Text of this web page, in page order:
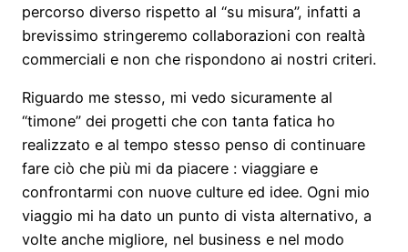
percorso diverso rispetto al “su misura”, infatti a
brevissimo stringeremo collaborazioni con realtà
commerciali e non che rispondono ai nostri criteri.
Riguardo me stesso, mi vedo sicuramente al
“timone” dei progetti che con tanta fatica ho
realizzato e al tempo stesso penso di continuare
fare ciò che più mi da piacere : viaggiare e
confrontarmi con nuove culture ed idee. Ogni mio
viaggio mi ha dato un punto di vista alternativo, a
volte anche migliore, nel business e nel modo